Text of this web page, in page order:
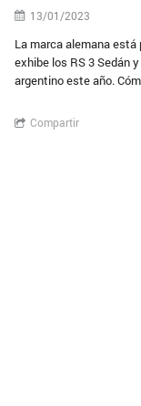
13/01/2023
La marca alemana
exhibe los RS 3 Sedán
argentino este año.
Compartir